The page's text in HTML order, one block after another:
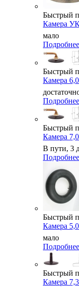
Быстрый
Камера
мало
Подробнее
Быстрый
Камера
Подробнее
Быстрый
Камера
В пути, 3
Подробнее
Быстрый
Камера
мало
Подробнее
Быстрый
Камера